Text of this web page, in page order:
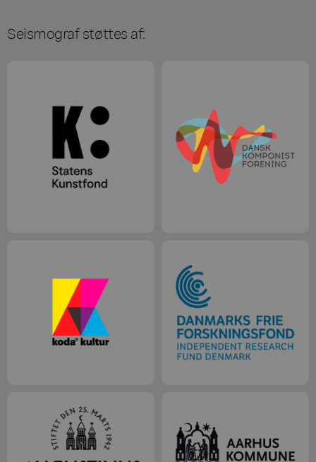
Seismograf støttes af: